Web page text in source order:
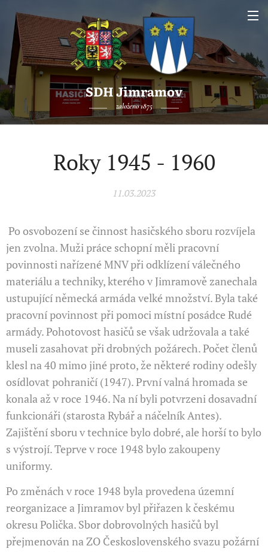
SDH Jimramov
založeno 1875
Roky 1945 - 1960
11.03.2023
Po osvobození se činnost hasičského sboru rozvíjela
jen zvolna. Muži práce schopní měli pracovní
povinnosti nařízené MNV při odklízení válečného
materiálu a techniky, kterého v Jimramově zanechala
ustupující německá armáda velké množství. Byla také
pracovní povinnost při pomoci místní posádce Rudé
armády. Pohoto­vost hasičů se však udržovala a také
museli zasahovat při drob­ných požárech. Počet členů
klesl na 40 mimo jiné proto, že někte­ré rodiny odešly
osídlovat pohraničí (1947). První valná hromada se
konala až v roce 1946. Na ní byli potvrzeni dosavadní
funkcio­náři (starosta Rybář a náčelník Antes).
Zajištění sboru v techni­ce bylo dobré, ale horší to bylo
s výstrojí. Teprve v roce 1948 bylo zakoupeny
uniformy.
Po změnách v roce 1948 byla provedena územní
reorganizace a Jimramov byl přiřazen k českému
okresu Polička. Sbor dobrovol­ných hasičů byl
přejmenován na ZO Československého svazu požární